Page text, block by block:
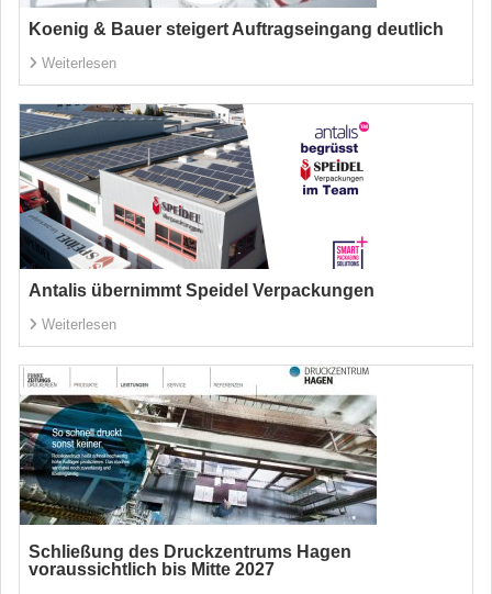
Koenig & Bauer steigert Auftragseingang deutlich
Weiterlesen
Antalis übernimmt Speidel Verpackungen
Weiterlesen
Schließung des Druckzentrums Hagen
voraussichtlich bis Mitte 2027